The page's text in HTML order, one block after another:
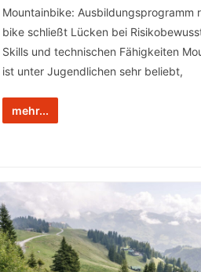
Mountainbike: Ausbildungsprogramm
bike schließt Lücken bei
Skills und technischen Fähigkeiten
ist unter Jugendlichen sehr beliebt,
mehr...